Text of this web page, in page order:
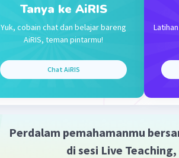
Beri Rating ·0.0(0)
Tanya ke AiRIS
Yuk, cobain chat dan belajar bareng
AiRIS, teman pintarmu!
Chat AiRIS
Perdalam pemahamanmu
di sesi Live Teaching,